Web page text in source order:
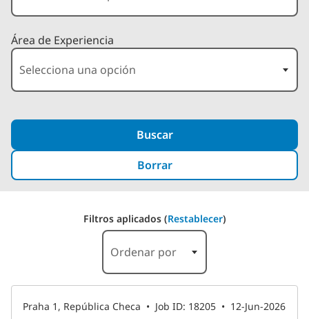
Área de Experiencia
Buscar
Borrar
1 Resultados
Filtros aplicados (Restablecer)
Ordenar por
Praha 1, República Checa • Job ID: 18205 • 12-Jun-2026